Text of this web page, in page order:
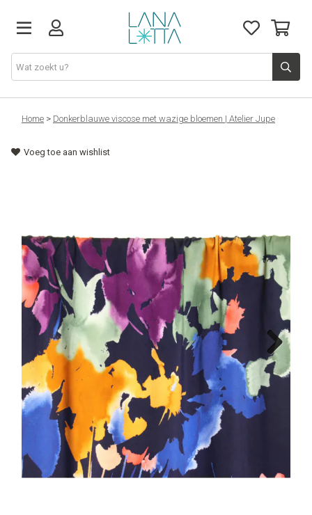
Stoffen
Fournituren
Patronen
Naaimachines
Workshops
Tips & tricks
Cadeaubon
Solden
Contact
Home > Donkerblauwe viscose met wazige bloemen | Atelier Jupe
Voeg toe aan wishlist
Next